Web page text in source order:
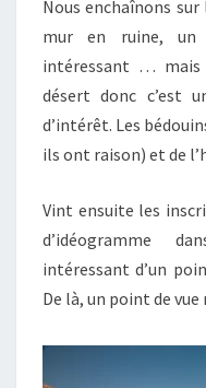
Nous enchaînons
mur en ruine, un
intéressant … mais
désert donc c’est
d’intérêt. Les
ils ont raison) et de
Vint ensuite les
d’idéogramme
intéressant d’un
De là, un point de